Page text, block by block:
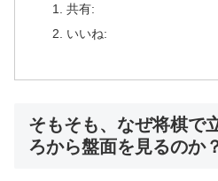
共有:
いいね:
そもそも、なぜ将棋で
ろから盤面を見るのか